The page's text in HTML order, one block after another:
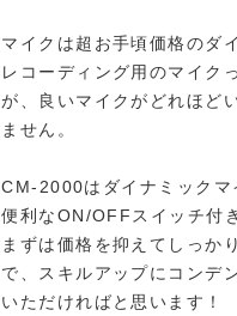
マイクは超お手頃価格のダ
レコーディング用のマイク
が、良いマイクがどれほど
ません。
CM-2000はダイナミックマ
便利なON/OFFスイッチ付き
まずは価格を抑えてしっか
で、スキルアップにコンデ
いただければと思います！